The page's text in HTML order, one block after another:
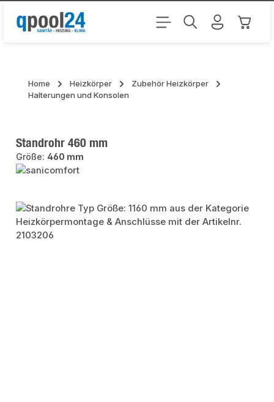
Zum Hauptinhalt springen
Home Heizkörper
Zubehör Heizkörper
Halterungen und Konsolen
Standrohr 460 mm
Größe: 460 mm
Bildergalerie überspringen